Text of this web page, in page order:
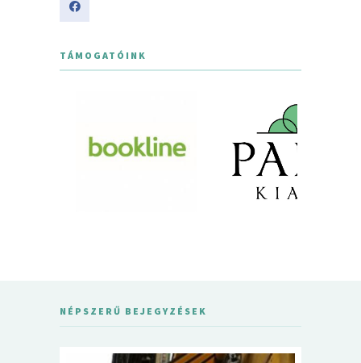
TÁMOGATÓINK
NÉPSZERŰ BEJEGYZÉSEK